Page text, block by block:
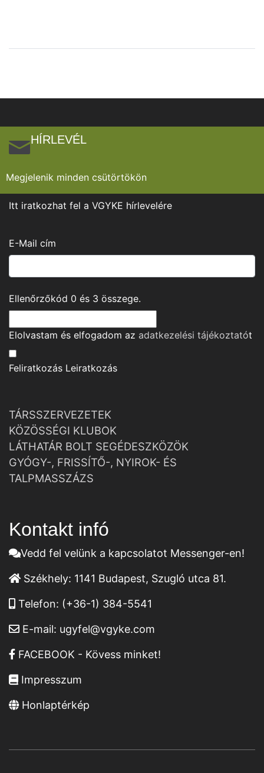
HÍRLEVÉL
Megjelenik minden csütörtökön
Itt iratkozhat fel a VGYKE hírlevelére
E-Mail cím
Ellenőrzőkód 0 és 3 összege.
Elolvastam és elfogadom az adatkezelési tájékoztatót
Feliratkozás Leiratkozás
TÁRSSZERVEZETEK
KÖZÖSSÉGI KLUBOK
LÁTHATÁR BOLT SEGÉDESZKÖZÖK
GYÓGY-, FRISSÍTŐ-, NYIROK- ÉS
TALPMASSZÁZS
Kontakt infó
Vedd fel velünk a kapcsolatot Messenger-en!
Székhely: 1141 Budapest, Szugló utca 81.
Telefon: (+36-1) 384-5541
E-mail: ugyfel@vgyke.com
FACEBOOK - Kövess minket!
Impresszum
Honlaptérkép